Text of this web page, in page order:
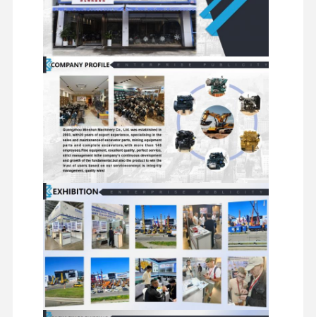
ระบบน้ํามันเครื่องยนต์
ชิ้นส่วนไฮดรอลิกของรถขุด
อะไหล่รถขุด